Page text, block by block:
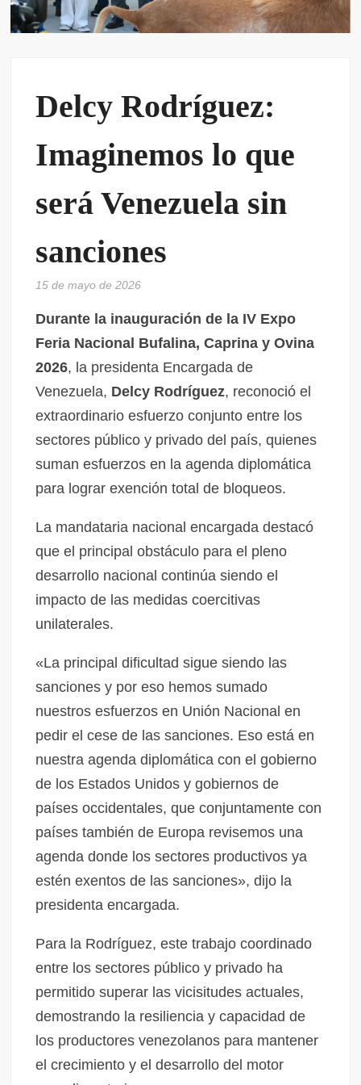
Delcy Rodríguez:
Imaginemos lo que
será Venezuela sin
sanciones
15 de mayo de 2026
Durante la inauguración de la IV Expo
Feria Nacional Bufalina, Caprina y Ovina
2026, la presidenta Encargada de
Venezuela, Delcy Rodríguez, reconoció el
extraordinario esfuerzo conjunto entre los
sectores público y privado del país, quienes
suman esfuerzos en la agenda diplomática
para lograr exención total de bloqueos.
La mandataria nacional encargada destacó
que el principal obstáculo para el pleno
desarrollo nacional continúa siendo el
impacto de las medidas coercitivas
unilaterales.
«La principal dificultad sigue siendo las
sanciones y por eso hemos sumado
nuestros esfuerzos en Unión Nacional en
pedir el cese de las sanciones. Eso está en
nuestra agenda diplomática con el gobierno
de los Estados Unidos y gobiernos de
países occidentales, que conjuntamente con
países también de Europa revisemos una
agenda donde los sectores productivos ya
estén exentos de las sanciones», dijo la
presidenta encargada.
Para la Rodríguez, este trabajo coordinado
entre los sectores público y privado ha
permitido superar las vicisitudes actuales,
demostrando la resiliencia y capacidad de
los productores venezolanos para mantener
el crecimiento y el desarrollo del motor